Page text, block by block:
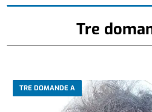
Tre
TRE DOMANDE A